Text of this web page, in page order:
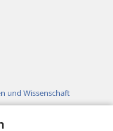
und Wissenschaft